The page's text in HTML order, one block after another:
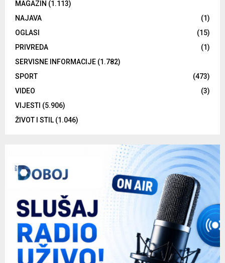
MAGAZIN (1.113)
NAJAVA
(1)
OGLASI
(15)
PRIVREDA
(1)
SERVISNE INFORMACIJE (1.782)
SPORT
(473)
VIDEO
(3)
VIJESTI (5.906)
ŽIVOT I STIL (1.046)